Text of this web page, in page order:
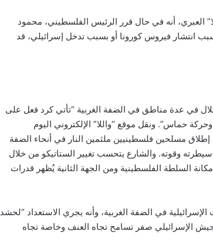
العبري، أنه في حال قرر الرئيس الفلسطيني، محمود
انتشار فيروس كورونا أو بسبب تدخل إسرائيلي، قد
في عدة مناطق في الضفة الغربية “تأتي كرد فعل على
حماس”. ونقل موقع “واللا” الإلكتروني اليوم
مسلحين فلسطينيين ملثمين النار في أنحاء الضفة
وقوته. والشارع يتحسب تغيير الستاتيكو من خلال
السلطة الفلسطينية ومن الجهة الثانية يُظهر قدرات
في الضفة الغربية، وأنه يجري الاستعداد “لحشد
الإسرائيلي صفر تسامح تجاه العنف وخاصة تجاه